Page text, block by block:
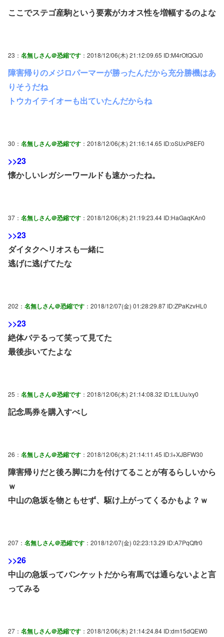
ここでステゴ産駒という要素がカオス性を増幅するのよな
23： 名無しさん＠恐縮です ：2018/12/06(木) 21:12:09.65 ID:M4rOtQGJ0
障害帰りのメジロパーマーが勝ったんだから充分勝機はあ
りそうだね
トウカイテイオーも出ていたんだからね
30： 名無しさん＠恐縮です ：2018/12/06(木) 21:16:14.65 ID:oSUxP8EF0
>>23
懐かしいレガシーワールドも速かったね。
37： 名無しさん＠恐縮です ：2018/12/06(木) 21:19:23.44 ID:HaGaqKAn0
>>23
ダイタクヘリオスも一緒に
逃げに逃げてたな
202： 名無しさん＠恐縮です ：2018/12/07(金) 01:28:29.87 ID:ZPaKzvHL0
>>23
絶体バテるって笑って見てた
最後歩いてたよな
25： 名無しさん＠恐縮です ：2018/12/06(木) 21:14:08.32 ID:LtLUu/xy0
記念馬券を購入すべし
26： 名無しさん＠恐縮です ：2018/12/06(木) 21:14:11.45 ID:I+XJBFW30
障害帰りだと後ろ脚に力を付けてることが有るらしいから
ｗ
中山の急坂を物ともせず、駆け上がってくるかもよ？ｗ
207： 名無しさん＠恐縮です ：2018/12/07(金) 02:23:13.29 ID:A7PqQftr0
>>26
中山の急坂ってバンケットだから有馬では通らないよと言
ってみる
27： 名無しさん＠恐縮です ：2018/12/06(木) 21:14:24.84 ID:dm15dQEW0